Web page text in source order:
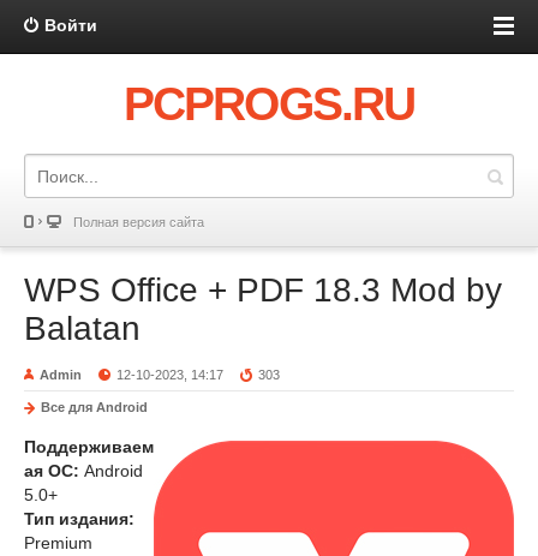
Войти
PCPROGS.RU
Полная версия сайта
WPS Office + PDF 18.3 Mod by
Balatan
Admin 12-10-2023, 14:17 303
Все для Android
Поддерживаем
ая ОС: Android
5.0+
Тип издания:
Premium